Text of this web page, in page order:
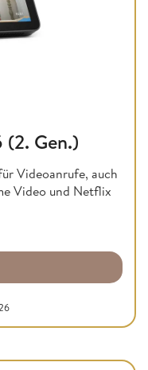
(2. Gen.)
Videoanrufe, auch
Video und Netflix